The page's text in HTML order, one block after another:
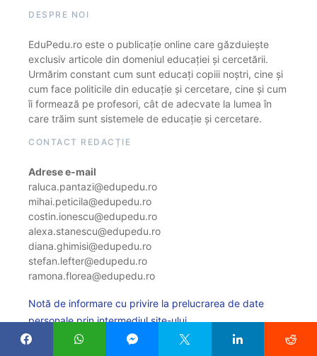
DESPRE NOI
EduPedu.ro este o publicație online care găzduiește
exclusiv articole din domeniul educației și cercetării.
Urmărim constant cum sunt educați copiii noștri, cine și
cum face politicile din educație și cercetare, cine și cum
îi formează pe profesori, cât de adecvate la lumea în
care trăim sunt sistemele de educație și cercetare.
CONTACT REDACȚIE
Adrese e-mail
raluca.pantazi@edupedu.ro
mihai.peticila@edupedu.ro
costin.ionescu@edupedu.ro
alexa.stanescu@edupedu.ro
diana.ghimisi@edupedu.ro
stefan.lefter@edupedu.ro
ramona.florea@edupedu.ro
Notă de informare cu privire la prelucrarea de date
personale prin intermediul site-ului
Politica de cookie